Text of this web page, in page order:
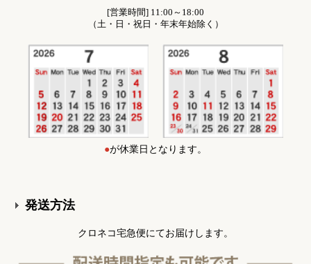
[営業時間] 11:00～18:00
（土・日・祝日・年末年始除く）
●が休業日となります。
発送方法
クロネコ宅急便にてお届けします。